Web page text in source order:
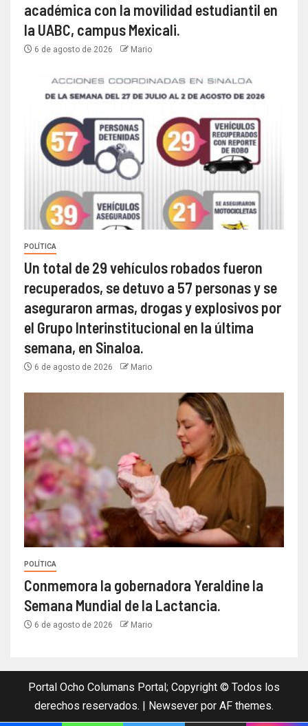
académica con la movilidad estudiantil en
la UABC, campus Mexicali.
6 de agosto de 2026 Mario
POLÍTICA
Un total de 29 vehículos robados fueron
recuperados, se detuvo a 57 personas y se
aseguraron armas, drogas y explosivos por
el Grupo Interinstitucional en la última
semana, en Sinaloa.
6 de agosto de 2026 Mario
POLÍTICA
Conmemora la gobernadora Yeraldine la
Semana Mundial de la Lactancia.
6 de agosto de 2026 Mario
Portal Ocho Columans Portal; Copyright © Todos los
derechos reservados.
Newsever por AF themes.